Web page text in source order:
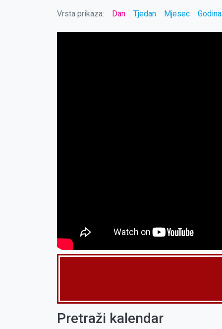
Vrsta prikaza: Dan Tjedan Mjesec Godina
Pretraži kalendar